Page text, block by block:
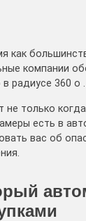
как
компании
радиусе 360 о .
только
есть в
вас об